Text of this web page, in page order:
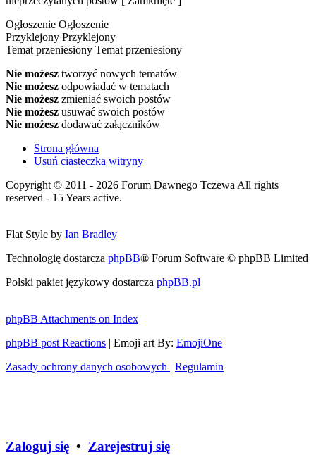
Ogłoszenie Ogłoszenie
Przyklejony Przyklejony
Temat przeniesiony Temat przeniesiony
Nie możesz tworzyć nowych tematów
Nie możesz odpowiadać w tematach
Nie możesz zmieniać swoich postów
Nie możesz usuwać swoich postów
Nie możesz dodawać załączników
Strona główna
Usuń ciasteczka witryny
Copyright © 2011 - 2026 Forum Dawnego Tczewa All rights
reserved - 15 Years active.
Flat Style by Ian Bradley
Technologię dostarcza phpBB® Forum Software © phpBB Limited
Polski pakiet językowy dostarcza phpBB.pl
phpBB Attachments on Index
phpBB post Reactions | Emoji art By: EmojiOne
Zasady ochrony danych osobowych | Regulamin
Zaloguj się • Zarejestruj się